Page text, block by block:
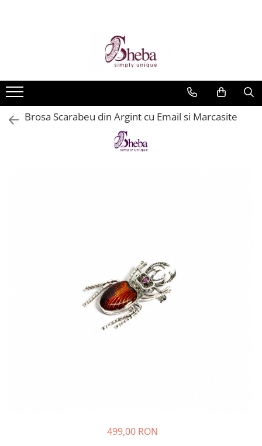
Brosa Scarabeu din Argint cu Email si Marcasite
499,00 RON